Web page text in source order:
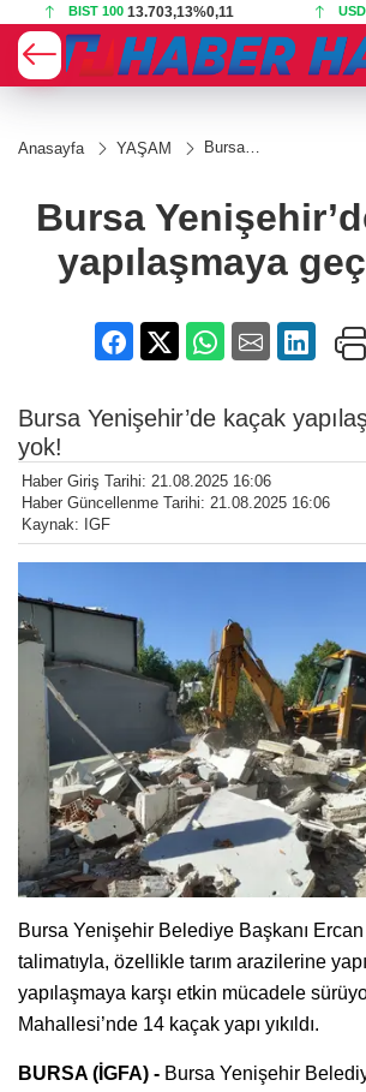
BIST 100 13.703,13%0,11 USD
Anasayfa YAŞAM
Bursa
yapılaşmaya
geçit yok!
Bursa
yapılaşmaya
Bursa Yenişehir’de kaçak
yok!
Haber Giriş Tarihi: 21.08.2025 16:06
Haber Güncellenme Tarihi: 21.08.2025 16:06
Kaynak: IGF
Bursa Yenişehir Belediye Başkanı Ercan
talimatıyla, özellikle tarım arazilerine
yapılaşmaya karşı etkin mücadele
Mahallesi’nde 14 kaçak yapı yıkıldı.
BURSA (İGFA) - Bursa Yenişehir